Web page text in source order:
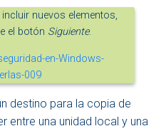
nuevos elementos,
el botón Siguiente.
destino para la copia de
entre una unidad local y una